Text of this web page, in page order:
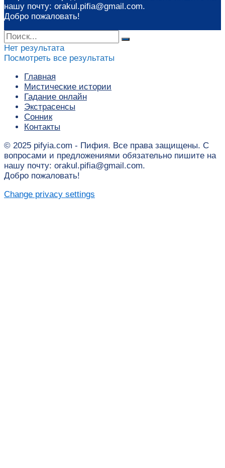
нашу почту: orakul.pifia@gmail.com.
Добро пожаловать!
Нет результата
Посмотреть все результаты
Главная
Мистические истории
Гадание онлайн
Экстрасенсы
Сонник
Контакты
© 2025 pifyia.com - Пифия. Все права защищены. С
вопросами и предложениями обязательно пишите на
нашу почту: orakul.pifia@gmail.com.
Добро пожаловать!
Change privacy settings